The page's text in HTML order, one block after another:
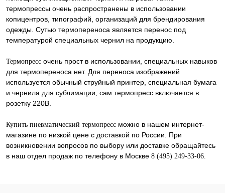
термопрессы очень распространены в использовании
копицентров, типографий, организаций для брендирования
одежды. Сутью термопереноса является перенос под
температурой специальных чернил на продукцию.
Термопресс очень прост в использовании, специальных навыков
для термопереноса нет. Для переноса изображений
используется обычный струйный принтер, специальная бумага
и чернила для сублимации, сам термопресс включается в
розетку 220В.
Купить пневматический термопресс можно в нашем интернет-
магазине по низкой цене с доставкой по России. При
возникновении вопросов по выбору или доставке обращайтесь
в наш отдел продаж по телефону в Москве 8 (495) 249-33-06.